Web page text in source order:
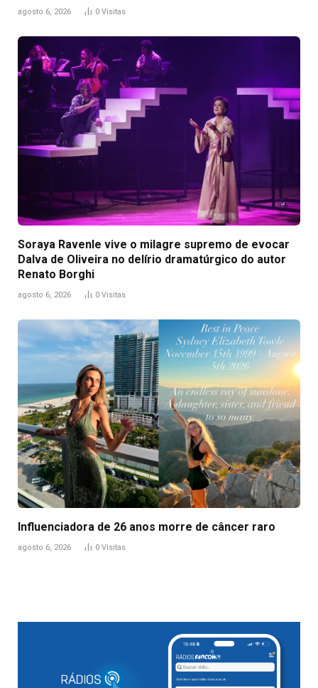
agosto 6, 2026 0 Visitas
Soraya Ravenle vive o milagre supremo de evocar
Dalva de Oliveira no delírio dramatúrgico do autor
Renato Borghi
agosto 6, 2026 0 Visitas
Influenciadora de 26 anos morre de câncer raro
agosto 6, 2026 0 Visitas